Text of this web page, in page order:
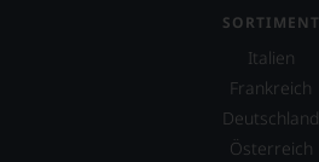
SORTIMENT
Italien
Frankreich
Deutschland
Österreich